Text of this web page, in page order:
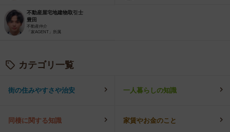
不動産屋宅地建物取引士
豊田
不動産仲介
「家AGENT」所属
カテゴリ一覧
街の住みやすさや治安 一人暮らしの知識
同棲に関する知識 家賃やお金のこと